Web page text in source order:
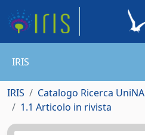
IRIS
IRIS Catalogo Ricerca UniNA
1.1 Articolo in rivista